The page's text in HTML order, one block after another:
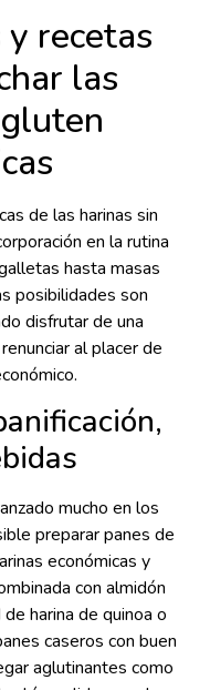
recetas
las
de las harinas sin
en la rutina
hasta masas
posibilidades son
disfrutar de una
al placer de
mucho en los
preparar panes de
económicas y
con almidón
harina de quinoa o
caseros con buen
aglutinantes como